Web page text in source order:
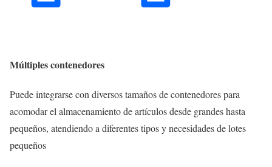
Múltiples contenedores
Puede integrarse con diversos tamaños de contenedores para
acomodar el almacenamiento de artículos desde grandes hasta
pequeños, atendiendo a diferentes tipos y necesidades de lotes
pequeños